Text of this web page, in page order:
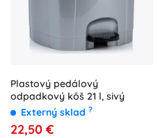
Plastový pedálový
odpadkový kôš 21 l, sivý
Externý sklad ?
22,50 €